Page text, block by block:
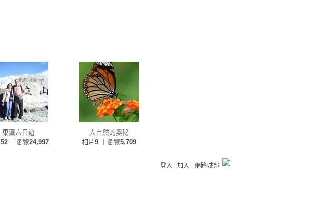
東瀛六日遊
52 ｜瀏覽24,997
大自然的奧秘
相片 9 ｜瀏覽5,709
登入 加入 網路城邦